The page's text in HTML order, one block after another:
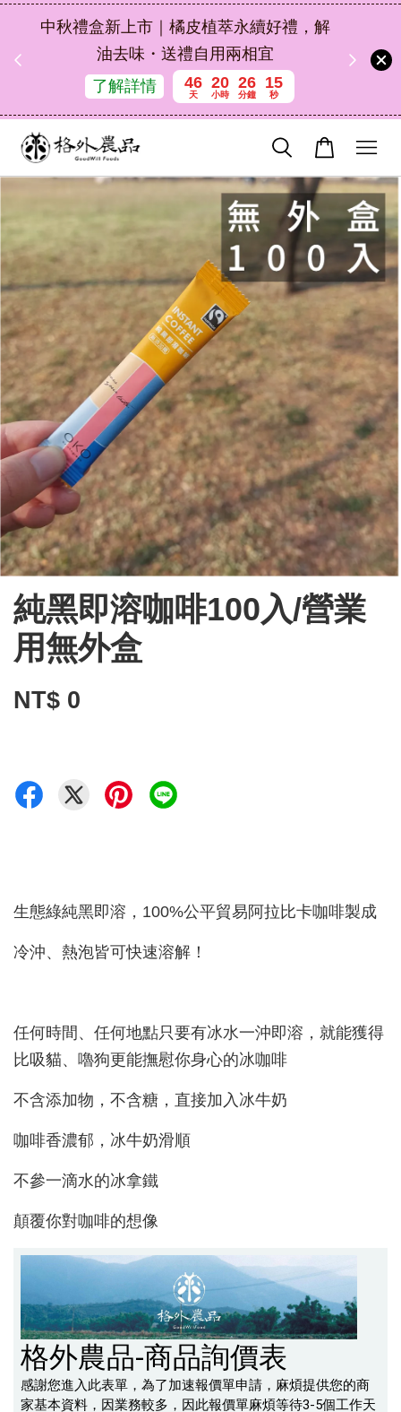
中秋禮盒新上市｜橘皮植萃永續好禮，解
油去味・送禮自用兩相宜
了解詳情
46
天
20
小時
26
分鐘
14
秒
純黑即溶咖啡100入/營業
用無外盒
NT$ 0
生態綠純黑即溶，100%公平貿易阿拉比卡咖啡製成
冷沖、熱泡皆可快速溶解！
任何時間、任何地點只要有冰水一沖即溶，就能獲得
比吸貓、嚕狗更能撫慰你身心的冰咖啡
不含添加物，不含糖，直接加入冰牛奶
咖啡香濃郁，冰牛奶滑順
不參一滴水的冰拿鐵
顛覆你對咖啡的想像